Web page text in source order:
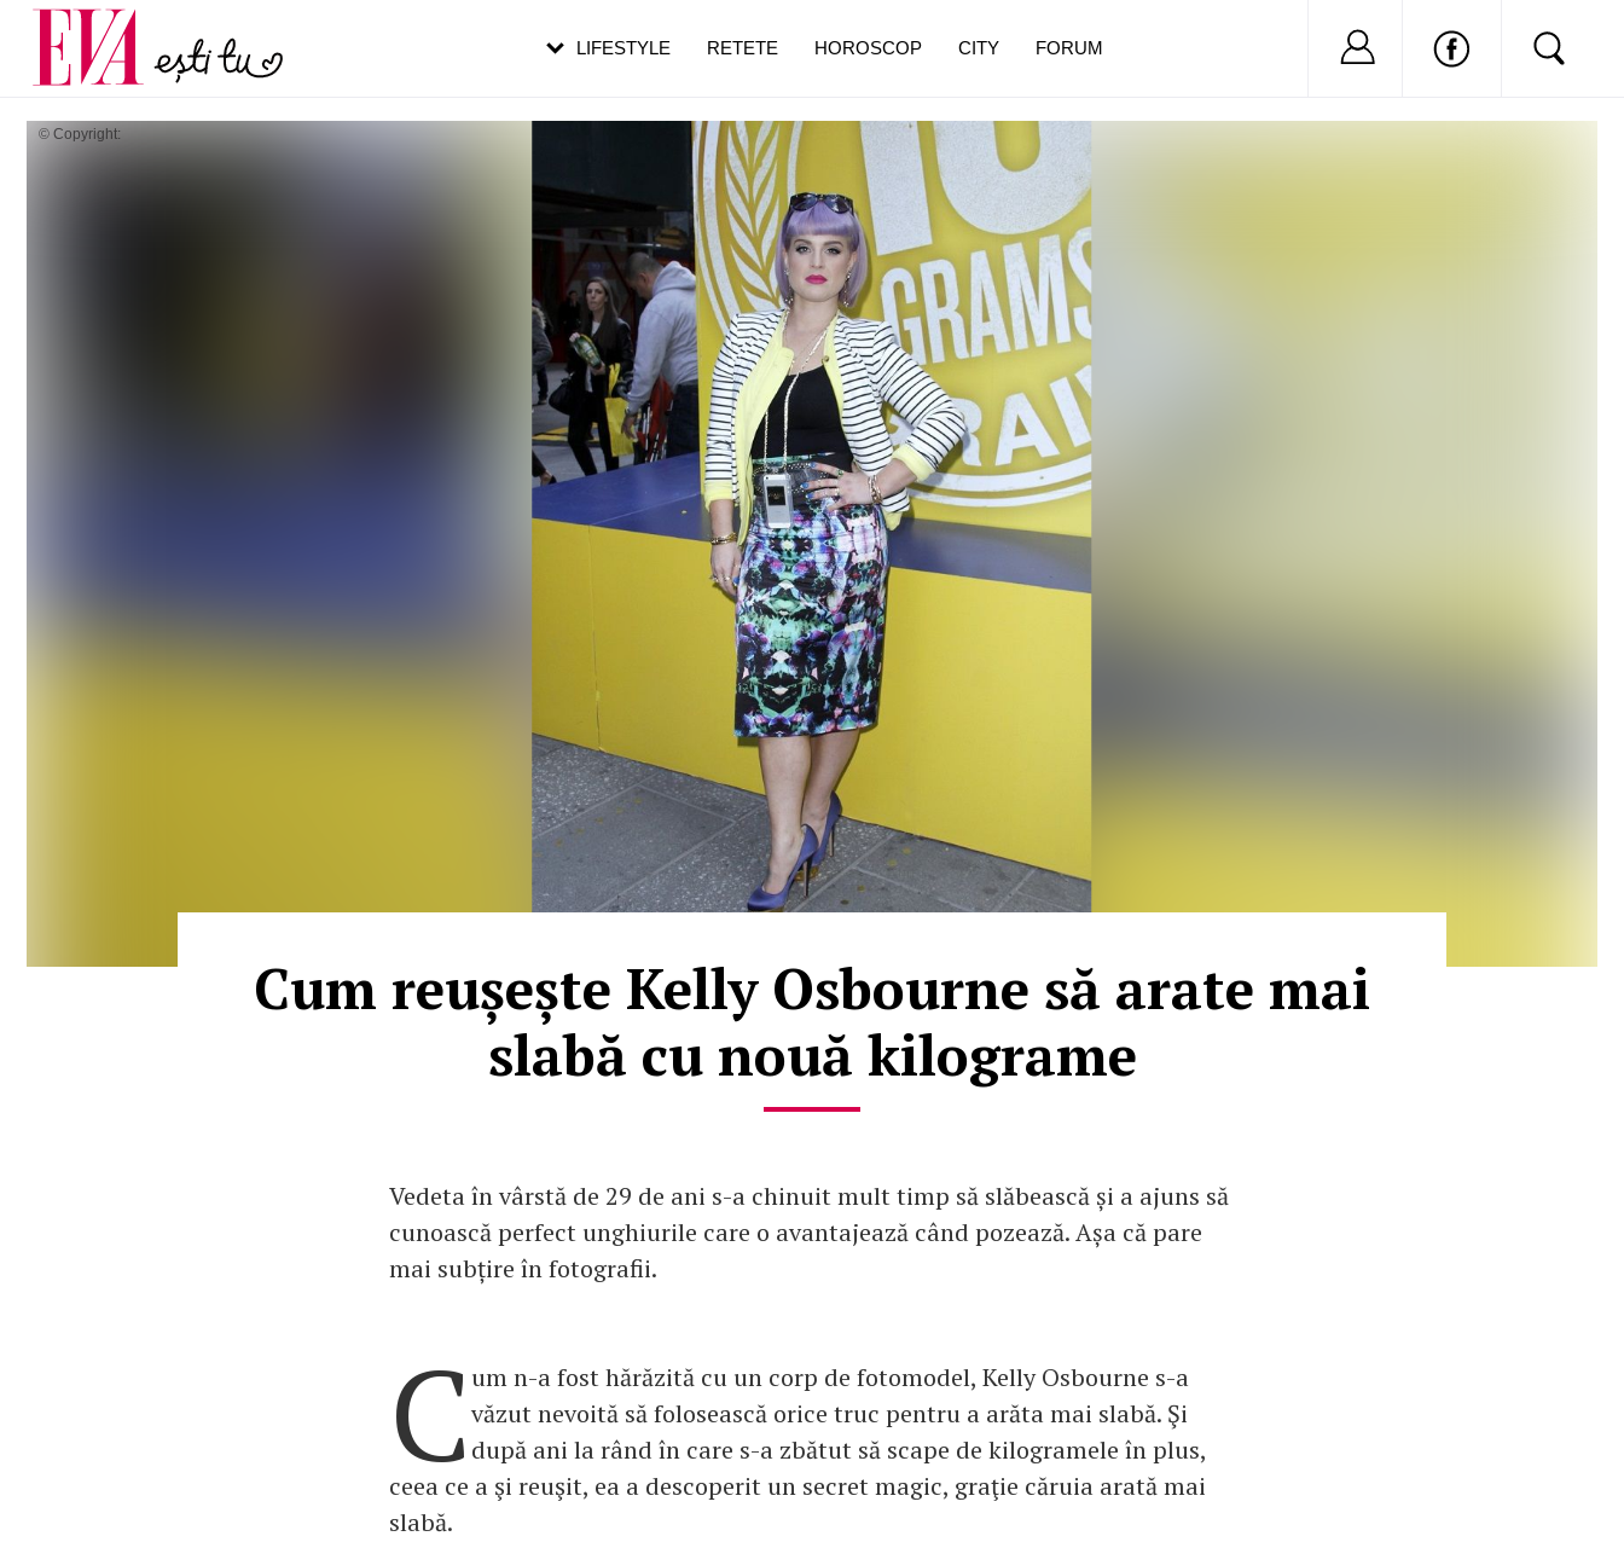
© Copyright:
Cum reușește Kelly Osbourne să arate mai
slabă cu nouă kilograme
Vedeta în vârstă de 29 de ani s-a chinuit mult timp să slăbească și a ajuns să
cunoască perfect unghiurile care o avantajează când pozează. Așa că pare
mai subțire în fotografii.
C um n-a fost hărăzită cu un corp de fotomodel, Kelly Osbourne s-a
văzut nevoită să folosească orice truc pentru a arăta mai slabă. Şi
după ani la rând în care s-a zbătut să scape de kilogramele în plus,
ceea ce a şi reuşit, ea a descoperit un secret magic, graţie căruia arată mai
slabă.
LIFESTYLE RETETE HOROSCOP CITY FORUM Nu ai cont?
Carieră
Actualitate
pe măsură ce înaintezi în vârstă
de dureroasă este investigația